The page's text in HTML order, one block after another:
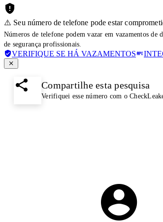
⚠️ Seu número de telefone pode estar
Números de telefone podem vazar em vazamentos
de segurança profissionais.
VERIFIQUE SE HÁ VAZAMENTOS
Compartilhe esta pesquisa
Verifiquei esse número com o